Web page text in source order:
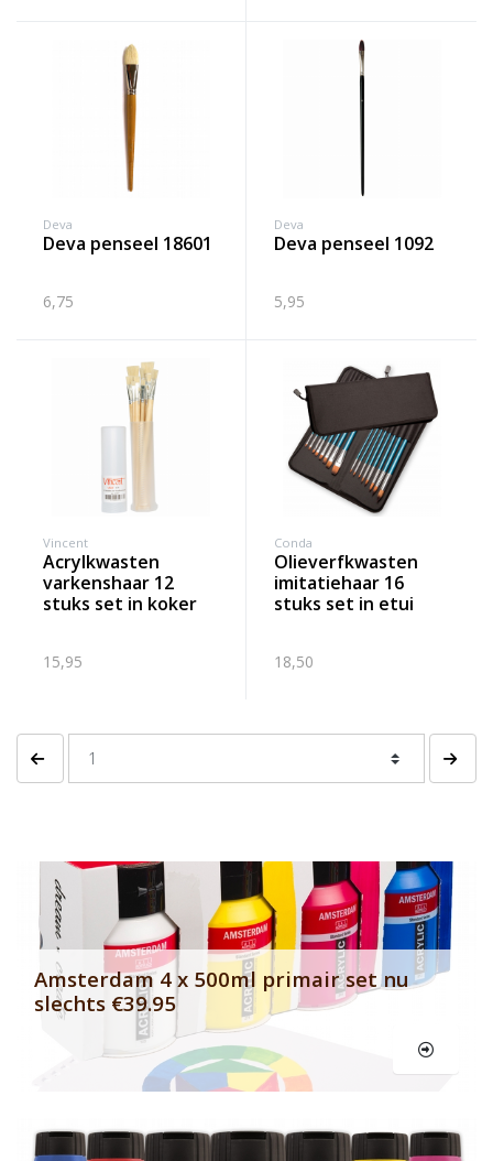
Deva
deva penseel 18601
6,75
Deva
deva penseel 1092
5,95
Vincent
acrylkwasten
varkenshaar 12
stuks set in koker
15,95
Conda
olieverfkwasten
imitatiehaar 16
stuks set in etui
18,50
Vorige pagina
Banner row 2
Amsterdam 4 x 500ml primair set nu
slechts €39.95